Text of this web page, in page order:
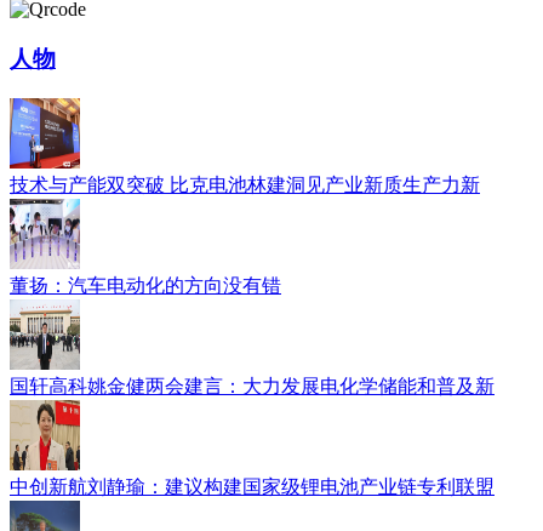
人物
技术与产能双突破 比克电池林建洞见产业新质生产力新
董扬：汽车电动化的方向没有错
国轩高科姚金健两会建言：大力发展电化学储能和普及新
中创新航刘静瑜：建议构建国家级锂电池产业链专利联盟